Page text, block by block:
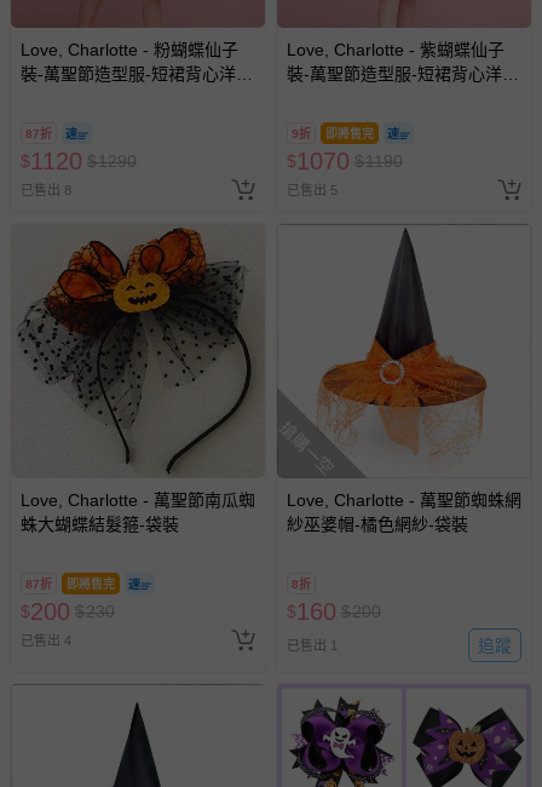
Love, Charlotte - 粉蝴蝶仙子
裝-萬聖節造型服-短裙背心洋裝
87折
$1120 $1290
已售出 8
Love, Charlotte - 紫蝴蝶仙子
裝-萬聖節造型服-短裙背心洋裝
9折 即將售完
$1070 $1190
已售出 5
Love, Charlotte - 萬聖節南瓜蜘
蛛大蝴蝶結髮箍-袋裝
87折 即將售完
$200 $230
已售出 4
搶購一空
Love, Charlotte - 萬聖節蜘蛛網
紗巫婆帽-橘色網紗-袋裝
8折
$160 $200
已售出 1 追蹤